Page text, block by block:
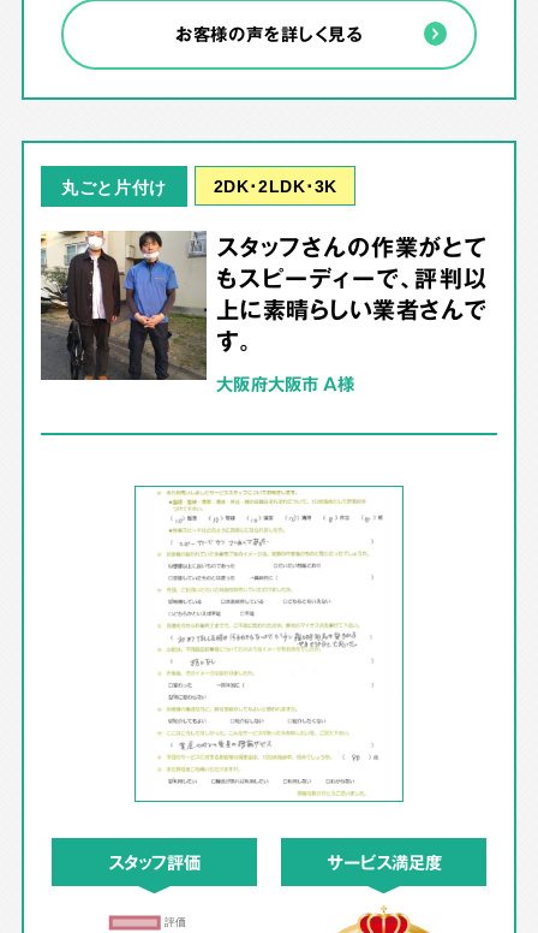
お客様の声を詳しく見る
丸ごと片付け 2DK･2LDK･3K
スタッフさんの作業がとて
もスピーディーで、評判以
上に素晴らしい業者さんで
す。
大阪府大阪市 A様
スタッフ評価 サービス満足度